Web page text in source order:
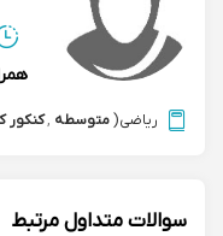
ریاضی(متوسطه ,کنکور
سوالات متداول مرتبط